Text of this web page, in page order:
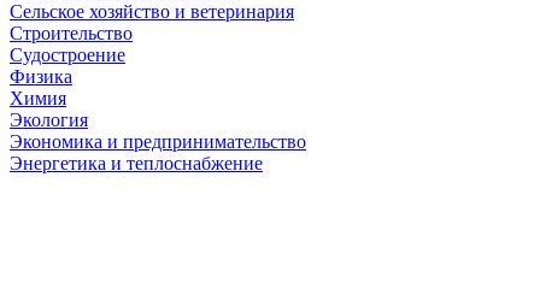
Сельское хозяйство и ветеринария
Строительство
Судостроение
Физика
Химия
Экология
Экономика и предпринимательство
Энергетика и теплоснабжение